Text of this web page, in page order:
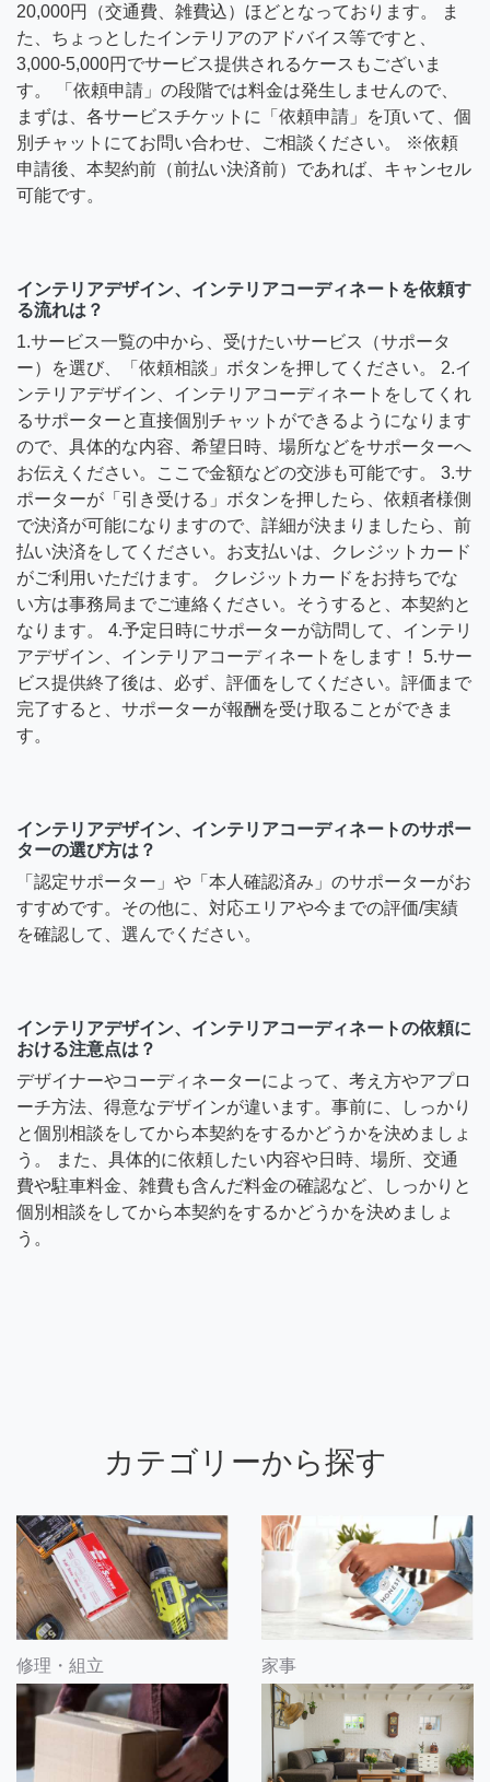
20,000円（交通費、雑費込）ほどとなっております。 ま
た、ちょっとしたインテリアのアドバイス等ですと、
3,000-5,000円でサービス提供されるケースもございま
す。 「依頼申請」の段階では料金は発生しませんので、
まずは、各サービスチケットに「依頼申請」を頂いて、個
別チャットにてお問い合わせ、ご相談ください。 ※依頼
申請後、本契約前（前払い決済前）であれば、キャンセル
可能です。
インテリアデザイン、インテリアコーディネートを依頼す
る流れは？
1.サービス一覧の中から、受けたいサービス（サポータ
ー）を選び、「依頼相談」ボタンを押してください。 2.イ
ンテリアデザイン、インテリアコーディネートをしてくれ
るサポーターと直接個別チャットができるようになります
ので、具体的な内容、希望日時、場所などをサポーターへ
お伝えください。ここで金額などの交渉も可能です。 3.サ
ポーターが「引き受ける」ボタンを押したら、依頼者様側
で決済が可能になりますので、詳細が決まりましたら、前
払い決済をしてください。お支払いは、クレジットカード
がご利用いただけます。 クレジットカードをお持ちでな
い方は事務局までご連絡ください。そうすると、本契約と
なります。 4.予定日時にサポーターが訪問して、インテリ
アデザイン、インテリアコーディネートをします！ 5.サー
ビス提供終了後は、必ず、評価をしてください。評価まで
完了すると、サポーターが報酬を受け取ることができま
す。
インテリアデザイン、インテリアコーディネートのサポー
ターの選び方は？
「認定サポーター」や「本人確認済み」のサポーターがお
すすめです。その他に、対応エリアや今までの評価/実績
を確認して、選んでください。
インテリアデザイン、インテリアコーディネートの依頼に
おける注意点は？
デザイナーやコーディネーターによって、考え方やアプロ
ーチ方法、得意なデザインが違います。事前に、しっかり
と個別相談をしてから本契約をするかどうかを決めましょ
う。 また、具体的に依頼したい内容や日時、場所、交通
費や駐車料金、雑費も含んだ料金の確認など、しっかりと
個別相談をしてから本契約をするかどうかを決めましょ
う。
カテゴリーから探す
修理・組立 家事